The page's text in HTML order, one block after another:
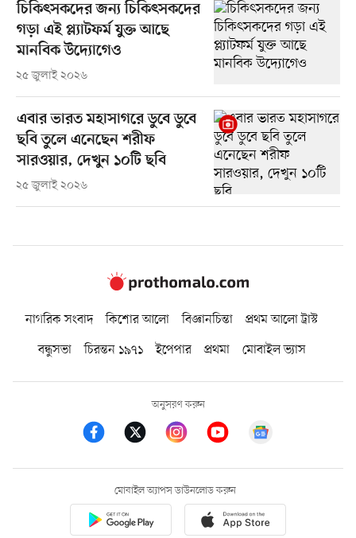
চিকিৎসকদের জন্য চিকিৎসকদের
গড়া এই প্ল্যাটফর্ম যুক্ত আছে
মানবিক উদ্যোগেও
২৫ জুলাই ২০২৬
এবার ভারত মহাসাগরে ডুবে ডুবে
ছবি তুলে এনেছেন শরীফ
সারওয়ার, দেখুন ১০টি ছবি
২৫ জুলাই ২০২৬
নাগরিক সংবাদ কিশোর আলো বিজ্ঞানচিন্তা
প্রথম আলো ট্রাস্ট
বন্ধুসভা
চিরন্তন ১৯৭১ ইপেপার প্রথমা মোবাইল ভ্যাস
অনুসরণ করুন
মোবাইল অ্যাপস ডাউনলোড করুন